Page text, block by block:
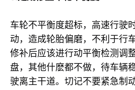
车轮不平衡度超标，高速行驶
动，造成轮胎偏磨，不利于行
修补后应该进行动平衡检测调
盘，其他什麽都不做，待车辆
驶离主干道。切记不要紧急制